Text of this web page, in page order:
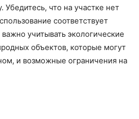
Убедитесь, что на участке нет
соответствует
учитывать экологические
объектов, которые могут
и возможные ограничения на